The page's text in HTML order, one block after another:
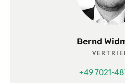
Bernd
+49 7021-